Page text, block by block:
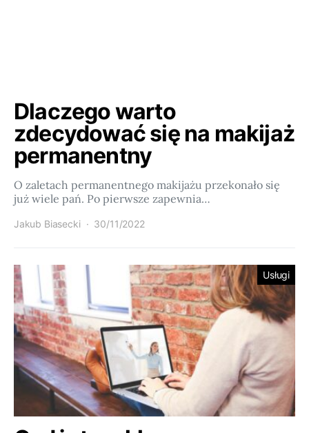
Dlaczego warto
zdecydować się na makijaż
permanentny
O zaletach permanentnego makijażu przekonało się
już wiele pań. Po pierwsze zapewnia…
Jakub Biasecki 30/11/2022
Usługi